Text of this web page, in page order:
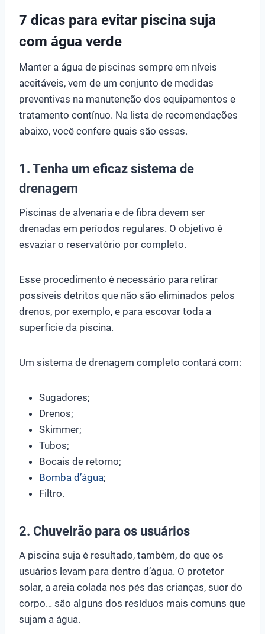
7 dicas para evitar piscina suja
com água verde
Manter a água de piscinas sempre em níveis
aceitáveis, vem de um conjunto de medidas
preventivas na manutenção dos equipamentos e
tratamento contínuo. Na lista de recomendações
abaixo, você confere quais são essas.
1. Tenha um eficaz sistema de
drenagem
Piscinas de alvenaria e de fibra devem ser
drenadas em períodos regulares. O objetivo é
esvaziar o reservatório por completo.
Esse procedimento é necessário para retirar
possíveis detritos que não são eliminados pelos
drenos, por exemplo, e para escovar toda a
superfície da piscina.
Um sistema de drenagem completo contará com:
Sugadores;
Drenos;
Skimmer;
Tubos;
Bocais de retorno;
Bomba d’água;
Filtro.
2. Chuveirão para os usuários
A piscina suja é resultado, também, do que os
usuários levam para dentro d’água. O protetor
solar, a areia colada nos pés das crianças, suor do
corpo… são alguns dos resíduos mais comuns que
sujam a água.